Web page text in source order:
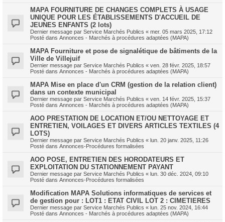
MAPA FOURNITURE DE CHANGES COMPLETS À USAGE
UNIQUE POUR LES ÉTABLISSEMENTS D'ACCUEIL DE
JEUNES ENFANTS (2 lots)
Dernier message par Service Marchés Publics « mer. 05 mars 2025, 17:12
Posté dans Annonces - Marchés à procédures adaptées (MAPA)
MAPA Fourniture et pose de signalétique de bâtiments de la
Ville de Villejuif
Dernier message par Service Marchés Publics « ven. 28 févr. 2025, 18:57
Posté dans Annonces - Marchés à procédures adaptées (MAPA)
MAPA Mise en place d'un CRM (gestion de la relation client)
dans un contexte municipal
Dernier message par Service Marchés Publics « ven. 14 févr. 2025, 15:37
Posté dans Annonces - Marchés à procédures adaptées (MAPA)
AOO PRESTATION DE LOCATION ET/OU NETTOYAGE ET
ENTRETIEN, VOILAGES ET DIVERS ARTICLES TEXTILES (4
LOTS)
Dernier message par Service Marchés Publics « lun. 20 janv. 2025, 11:26
Posté dans Annonces-Procédures formalisées
AOO POSE, ENTRETIEN DES HORODATEURS ET
EXPLOITATION DU STATIONNEMENT PAYANT
Dernier message par Service Marchés Publics « lun. 30 déc. 2024, 09:10
Posté dans Annonces-Procédures formalisées
Modification MAPA Solutions informatiques de services et
de gestion pour : LOT1 : ETAT CIVIL LOT 2 : CIMETIERES
Dernier message par Service Marchés Publics « lun. 25 nov. 2024, 16:44
Posté dans Annonces - Marchés à procédures adaptées (MAPA)